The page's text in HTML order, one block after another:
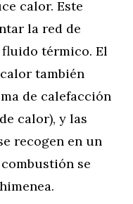
calor. Este
la red de
térmico. El
también
de calefacción
calor), y las
recogen en un
se